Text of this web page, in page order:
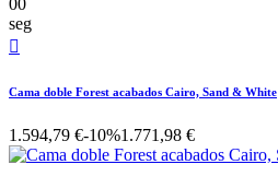
00
seg

Cama doble Forest acabados Cairo, Sand & White
1.594,79 €-10%1.771,98 €